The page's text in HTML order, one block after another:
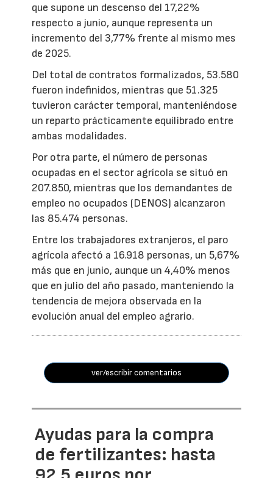
que supone un descenso del 17,22%
respecto a junio, aunque representa un
incremento del 3,77% frente al mismo mes
de 2025.
Del total de contratos formalizados, 53.580
fueron indefinidos, mientras que 51.325
tuvieron carácter temporal, manteniéndose
un reparto prácticamente equilibrado entre
ambas modalidades.
Por otra parte, el número de personas
ocupadas en el sector agrícola se situó en
207.850, mientras que los demandantes de
empleo no ocupados (DENOS) alcanzaron
las 85.474 personas.
Entre los trabajadores extranjeros, el paro
agrícola afectó a 16.918 personas, un 5,67%
más que en junio, aunque un 4,40% menos
que en julio del año pasado, manteniendo la
tendencia de mejora observada en la
evolución anual del empleo agrario.
ver/escribir comentarios
Ayudas para la compra
de fertilizantes: hasta